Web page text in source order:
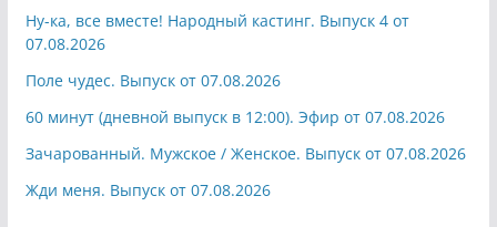
Ну-ка, все вместе! Народный кастинг. Выпуск 4 от
07.08.2026
Поле чудес. Выпуск от 07.08.2026
60 минут (дневной выпуск в 12:00). Эфир от 07.08.2026
Зачарованный. Мужское / Женское. Выпуск от 07.08.2026
Жди меня. Выпуск от 07.08.2026